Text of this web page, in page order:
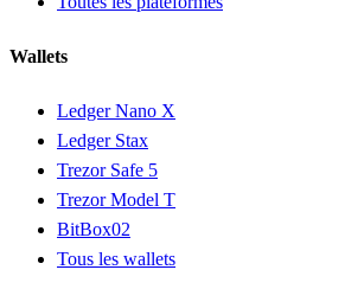
Wallets
Ledger Nano X
Ledger Stax
Trezor Safe 5
Trezor Model T
BitBox02
Tous les wallets